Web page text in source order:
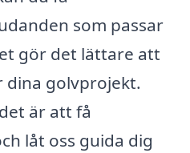
som passar
gör det lättare att
golvprojekt.
är att få
låt oss guida dig